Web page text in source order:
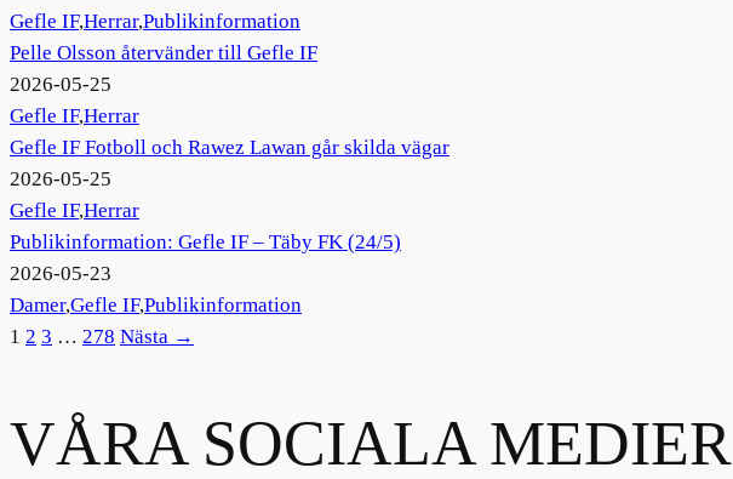
Gefle IF,Herrar,Publikinformation
Pelle Olsson återvänder till Gefle IF
2026-05-25
Gefle IF,Herrar
Gefle IF Fotboll och Rawez Lawan går skilda vägar
2026-05-25
Gefle IF,Herrar
Publikinformation: Gefle IF – Täby FK (24/5)
2026-05-23
Damer,Gefle IF,Publikinformation
1 2 3 … 278 Nästa →
VÅRA SOCIALA MEDIER